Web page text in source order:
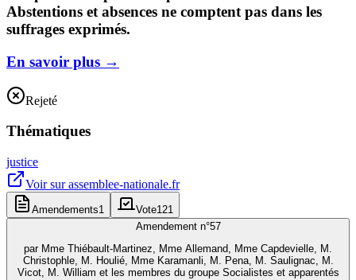
Abstentions et absences ne comptent pas dans les
suffrages exprimés.
En savoir plus →
Rejeté
Thématiques
justice
Voir surassemblee-nationale.fr
Amendements1 Vote121
Amendement n°57
par Mme Thiébault-Martinez, Mme Allemand, Mme Capdevielle, M.
Christophle, M. Houlié, Mme Karamanli, M. Pena, M. Saulignac, M.
Vicot, M. William et les membres du groupe Socialistes et apparentés